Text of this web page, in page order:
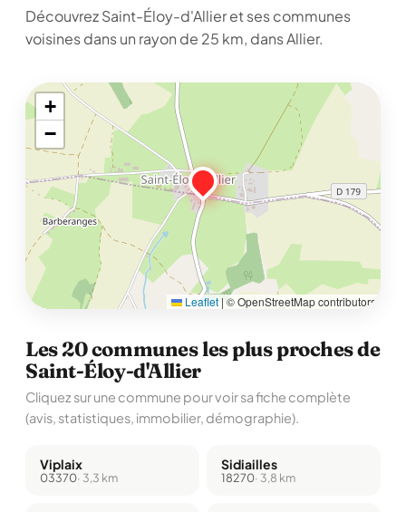
Découvrez Saint-Éloy-d'Allier et ses communes
voisines dans un rayon de 25 km, dans Allier.
+
−
Leaflet | © OpenStreetMap contributors
Les 20 communes les plus proches de
Saint-Éloy-d'Allier
Cliquez sur une commune pour voir sa fiche complète
(avis, statistiques, immobilier, démographie).
Viplaix
03370· 3,3 km
Sidiailles
18270· 3,8 km